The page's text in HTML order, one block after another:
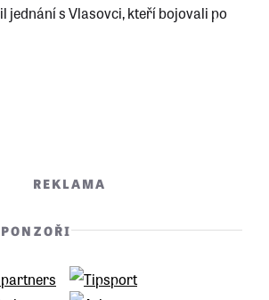
jednání s Vlasovci, kteří bojovali po
REKLAMA